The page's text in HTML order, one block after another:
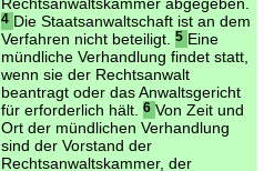
4 Die Staatsanwaltschaft ist an dem
Verfahren nicht beteiligt.
5 Eine
mündliche Verhandlung findet statt,
wenn sie der Rechtsanwalt
beantragt oder das Anwaltsgericht
für erforderlich hält.
6 Von Zeit und
Ort der mündlichen Verhandlung
sind der Vorstand der
Rechtsanwaltskammer, der